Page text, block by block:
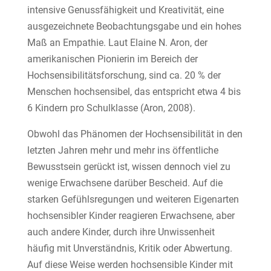
intensive Genussfähigkeit und Kreativität, eine
ausgezeichnete Beobachtungsgabe und ein hohes
Maß an Empathie. Laut Elaine N. Aron, der
amerikanischen Pionierin im Bereich der
Hochsensibilitätsforschung, sind ca. 20 % der
Menschen hochsensibel, das entspricht etwa 4 bis
6 Kindern pro Schulklasse (Aron, 2008).
Obwohl das Phänomen der Hochsensibilität in den
letzten Jahren mehr und mehr ins öffentliche
Bewusstsein gerückt ist, wissen dennoch viel zu
wenige Erwachsene darüber Bescheid. Auf die
starken Gefühlsregungen und weiteren Eigenarten
hochsensibler Kinder reagieren Erwachsene, aber
auch andere Kinder, durch ihre Unwissenheit
häufig mit Unverständnis, Kritik oder Abwertung.
Auf diese Weise werden hochsensible Kinder mit